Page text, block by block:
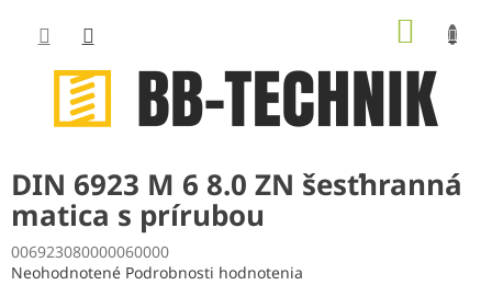
obsah
DIN 6923 M 6 8.0 ZN šesťhranná
matica s prírubou
006923080000060000
Priemerné
Neohodnotené Podrobnosti hodnotenia